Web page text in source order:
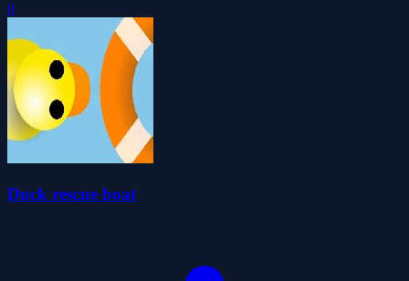
0
Duck rescue boat